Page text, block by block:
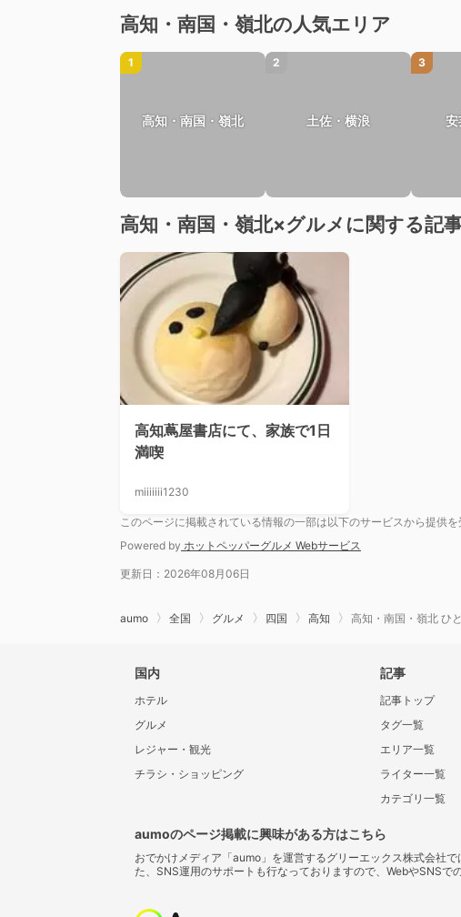
高知・南国・嶺北の人気エリア
1
高知・南国・嶺北
2
土佐・横浪
3
安
高知・南国・嶺北×グルメに関する記
高知蔦屋書店にて、家族で1日
満喫
miiiiiii1230
このページに掲載されている情報の一部は以下のサービスから提供を
Powered by ホットペッパーグルメ Webサービス
更新日：2026年08月06日
aumo 全国 グルメ 四国 高知 高知・南国・嶺北 ひ
国内
ホテル
グルメ
レジャー・観光
チラシ・ショッピング
記事
記事トップ
タグ一覧
エリア一覧
ライター一覧
カテゴリ一覧
aumoのページ掲載に興味がある方はこちら
おでかけメディア「aumo」を運営するグリーエックス株式会社
た、SNS運用のサポートも行なっておりますので、WebやSNSで